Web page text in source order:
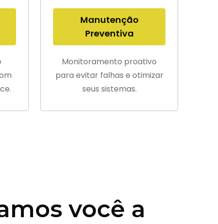
Manutenção
Preventiva
Monitoramento proativo
para evitar falhas e otimizar
seus sistemas.
você a